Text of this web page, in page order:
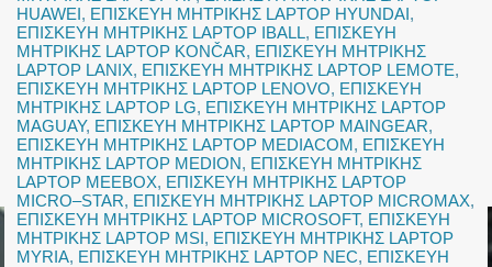
HUAWEI, ΕΠΙΣΚΕΥΗ ΜΗΤΡΙΚΗΣ LAPTOP HYUNDAI,
ΕΠΙΣΚΕΥΗ ΜΗΤΡΙΚΗΣ LAPTOP IBALL, ΕΠΙΣΚΕΥΗ
ΜΗΤΡΙΚΗΣ LAPTOP KONČAR, ΕΠΙΣΚΕΥΗ ΜΗΤΡΙΚΗΣ
LAPTOP LANIX, ΕΠΙΣΚΕΥΗ ΜΗΤΡΙΚΗΣ LAPTOP LEMOTE,
ΕΠΙΣΚΕΥΗ ΜΗΤΡΙΚΗΣ LAPTOP LENOVO, ΕΠΙΣΚΕΥΗ
ΜΗΤΡΙΚΗΣ LAPTOP LG, ΕΠΙΣΚΕΥΗ ΜΗΤΡΙΚΗΣ LAPTOP
MAGUAY, ΕΠΙΣΚΕΥΗ ΜΗΤΡΙΚΗΣ LAPTOP MAINGEAR,
ΕΠΙΣΚΕΥΗ ΜΗΤΡΙΚΗΣ LAPTOP MEDIACOM, ΕΠΙΣΚΕΥΗ
ΜΗΤΡΙΚΗΣ LAPTOP MEDION, ΕΠΙΣΚΕΥΗ ΜΗΤΡΙΚΗΣ
LAPTOP MEEBOX, ΕΠΙΣΚΕΥΗ ΜΗΤΡΙΚΗΣ LAPTOP
MICRO–STAR, ΕΠΙΣΚΕΥΗ ΜΗΤΡΙΚΗΣ LAPTOP MICROMAX,
ΕΠΙΣΚΕΥΗ ΜΗΤΡΙΚΗΣ LAPTOP MICROSOFT, ΕΠΙΣΚΕΥΗ
ΜΗΤΡΙΚΗΣ LAPTOP MSI, ΕΠΙΣΚΕΥΗ ΜΗΤΡΙΚΗΣ LAPTOP
MYRIA, ΕΠΙΣΚΕΥΗ ΜΗΤΡΙΚΗΣ LAPTOP NEC, ΕΠΙΣΚΕΥΗ